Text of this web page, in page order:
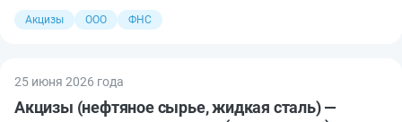
Акцизы ООО ФНС
25 июня 2026 года
Акцизы (нефтяное сырье, жидкая сталь) —